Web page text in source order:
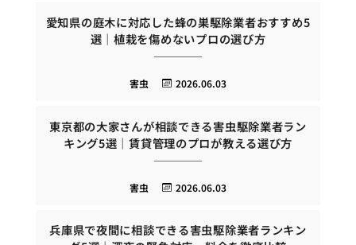
愛知県の庭木に対応した蜂の巣駆除業者おすすめ5
選｜植栽を傷めないプロの選び方
2026.06.03
害虫
東京都の大家さんが相談できる害虫駆除業者ラン
キング5選｜賃貸管理のプロが教える選び方
2026.06.03
害虫
兵庫県で夜間に相談できる害虫駆除業者ランキン